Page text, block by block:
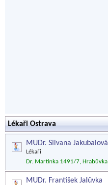
Lékaři Ostrava
MUDr. Silvana Jakubalová
Lékaři
Dr. Martínka 1491/7, Hrabůvka
MUDr. František Jalůvka